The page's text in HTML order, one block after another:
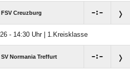
FSV Creuzburg :
- 14:30 Uhr | 1.Kreisklasse
SV Normania Treffurt :